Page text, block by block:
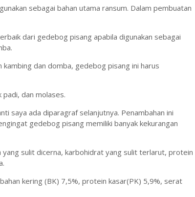
sebagai bahan utama ransum. Dalam pembuatan
dari gedebog pisang apabila digunakan sebagai
dan domba, gedebog pisang ini harus
dan molases.
saya ada diparagraf selanjutnya. Penambahan ini
gedebog pisang memiliki banyak kekurangan
yang sulit dicerna, karbohidrat yang sulit terlarut, protein
kering (BK) 7,5%, protein kasar(PK) 5,9%, serat